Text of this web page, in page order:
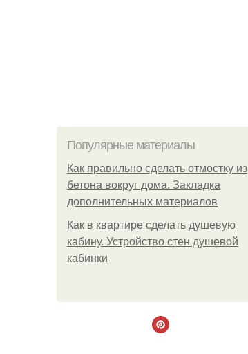
Популярные материалы
Как правильно сделать отмостку из
бетона вокруг дома. Закладка
дополнительных материалов
Как в квартире сделать душевую
кабину. Устройство стен душевой
кабинки